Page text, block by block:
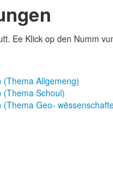
Ee Klick op den Numm
Allgemeng)
(Thema Schoul)
Geo-